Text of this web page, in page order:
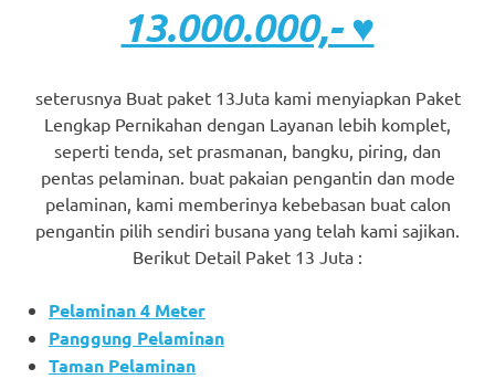
13.000.000,- ♥
seterusnya Buat paket 13Juta kami menyiapkan Paket
Lengkap Pernikahan dengan Layanan lebih komplet,
seperti tenda, set prasmanan, bangku, piring, dan
pentas pelaminan. buat pakaian pengantin dan mode
pelaminan, kami memberinya kebebasan buat calon
pengantin pilih sendiri busana yang telah kami sajikan.
Berikut Detail Paket 13 Juta :
Pelaminan 4 Meter
Panggung Pelaminan
Taman Pelaminan